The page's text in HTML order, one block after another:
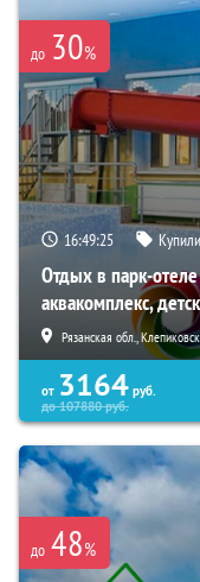
до 30%
16:49:23
Отдых в парк-
аквакомплекс,
Рязанская обл.,
от 3164 руб.
до107880руб.
до 48%